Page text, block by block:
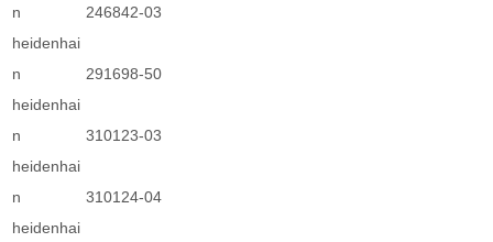
n
246842-03
heidenhai
n
291698-50
heidenhai
n
310123-03
heidenhai
n
310124-04
heidenhai